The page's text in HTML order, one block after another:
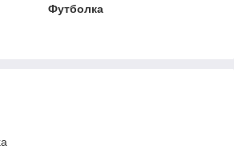
Футболка